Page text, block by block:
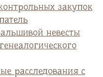
закупок
невесты
расследования с